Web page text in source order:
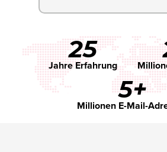
25
Jahre Erfahrung
5+
Millionen E-Mail-